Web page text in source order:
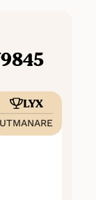
LYX
UTMANARE